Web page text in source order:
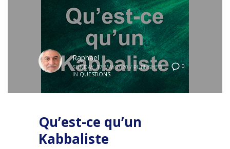
0
Raphael
SUNDAY, 17 MAY 2020 / PUBLISHED
IN QUESTIONS
Qu’est-ce qu’un
Kabbaliste